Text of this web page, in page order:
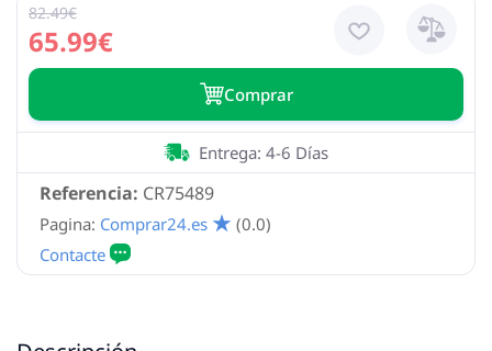
65.99€
82.49€
Сomprar
Referencia: CR75489
Entrega: 4-6 Días
Pagina: Comprar24.es (0.0)